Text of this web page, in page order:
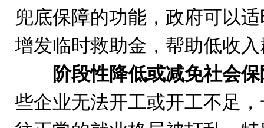
兜底保障的功能，政府可以
增发临时救助金，帮助低收
阶段性降低或减免社会
些企业无法开工或开工不足